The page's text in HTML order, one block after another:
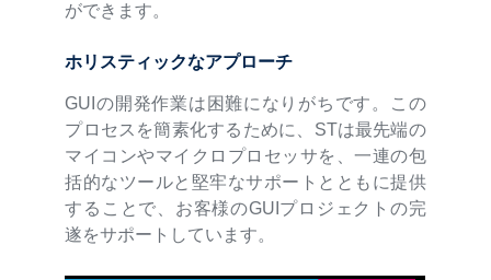
ができます。
ホリスティックなアプローチ
GUIの開発作業は困難になりがちです。この
プロセスを簡素化するために、STは最先端の
マイコンやマイクロプロセッサを、一連の包
括的なツールと堅牢なサポートとともに提供
することで、お客様のGUIプロジェクトの完
遂をサポートしています。